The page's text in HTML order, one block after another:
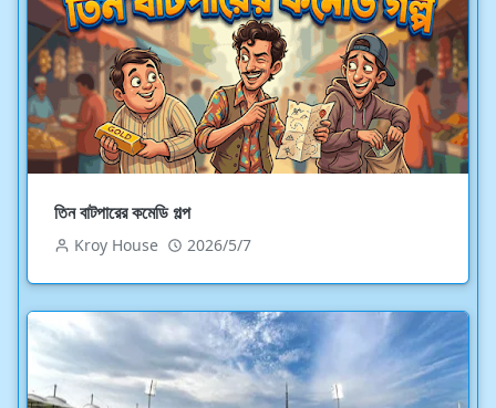
তিন বাটপারের কমেডি গল্প
Kroy House 2026/5/7